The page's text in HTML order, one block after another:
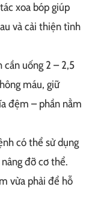
xoa bóp giúp
và cải thiện tình
uống 2 – 2,5
máu, giữ
đệm – phần nằm
có thể sử dụng
đỡ cơ thể.
vừa phải để hỗ